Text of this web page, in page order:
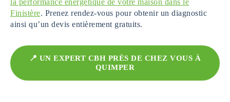
Finistère. Prenez rendez-vous pour obtenir un diagnostic
ainsi qu’un devis entièrement gratuits.
📍 UN EXPERT CBH PRÈS DE CHEZ VOUS À
QUIMPER